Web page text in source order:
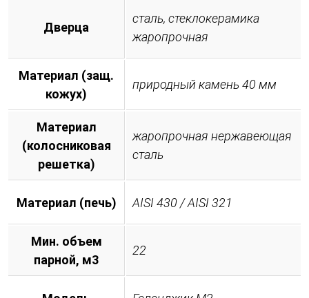
Дверца
сталь, стеклокерамика
жаропрочная
Материал (защ.
кожух)
природный камень 40 мм
Материал
(колосниковая
решетка)
жаропрочная нержавеющая
сталь
Материал (печь) AISI 430 / AISI 321
Мин. объем
парной, м3
22